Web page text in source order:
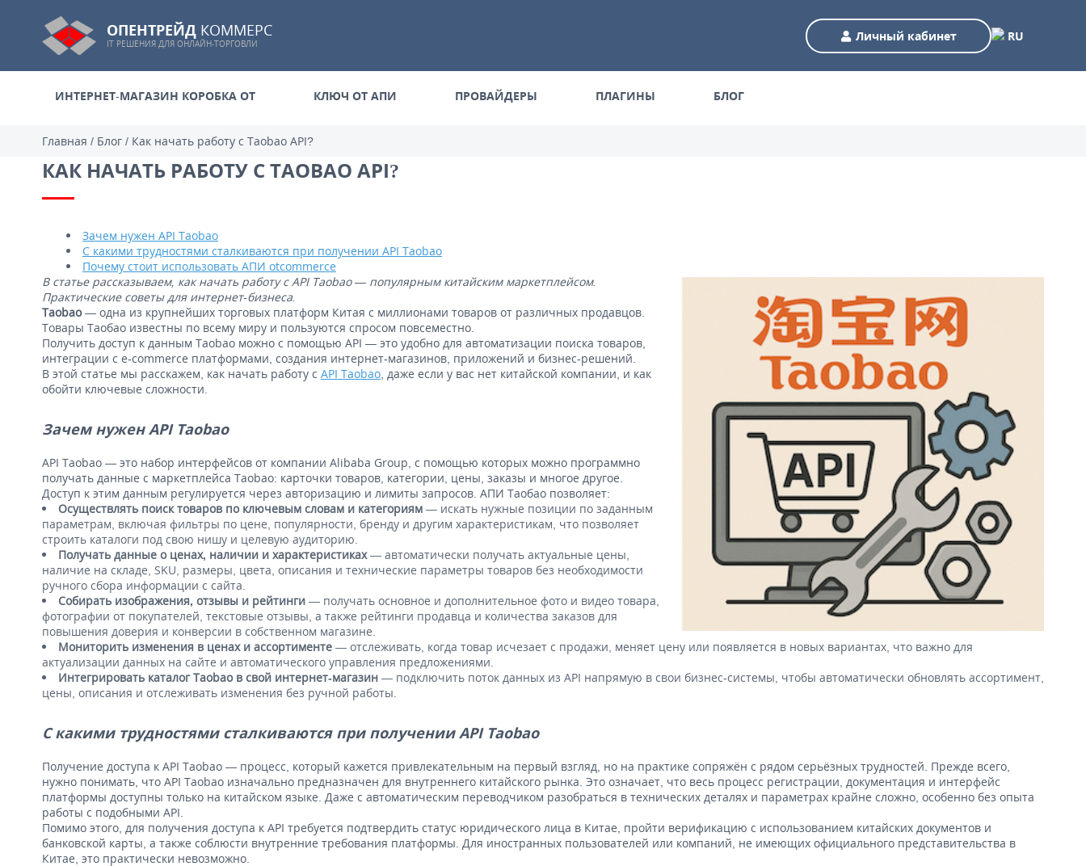
ОПЕНТРЕЙД КОММЕРС
IT РЕШЕНИЯ ДЛЯ ОНЛАЙН-ТОРГОВЛИ
Личный кабинет RU
ИНТЕРНЕТ-МАГАЗИН КОРОБКА ОТ КЛЮЧ ОТ АПИ ПРОВАЙДЕРЫ ПЛАГИНЫ БЛОГ
Главная / Блог / Как начать работу с Taobao API?
КАК НАЧАТЬ РАБОТУ С TAOBAO API?
Зачем нужен API Taobao
С какими трудностями сталкиваются при получении API Taobao
Почему стоит использовать АПИ otcommerce
В статье рассказываем, как начать работу с API Taobao — популярным китайским маркетплейсом.
Практические советы для интернет-бизнеса.
Taobao— одна из крупнейших торговых платформ Китая с миллионами товаров от различных продавцов.
Товары Таобао известны по всему миру и пользуются спросом повсеместно.
Получить доступ к данным Taobao можно с помощью API — это удобно для автоматизации поиска товаров,
интеграции с e-commerce платформами, создания интернет-магазинов, приложений и бизнес-решений.
В этой статье мы расскажем, как начать работу с API Taobao, даже если у вас нет китайской компании, и как
обойти ключевые сложности.
Зачем нужен API Taobao
API Taobao — это набор интерфейсов от компании Alibaba Group, с помощью которых можно программно
получать данные с маркетплейса Taobao: карточки товаров, категории, цены, заказы и многое другое.
Доступ к этим данным регулируется через авторизацию и лимиты запросов. АПИ Таобао позволяет:
Осуществлять поиск товаров по ключевым словам и категориям — искать нужные позиции по заданным
параметрам, включая фильтры по цене, популярности, бренду и другим характеристикам, что позволяет
строить каталоги под свою нишу и целевую аудиторию.
Получать данные о ценах, наличии и характеристиках— автоматически получать актуальные цены,
наличие на складе, SKU, размеры, цвета, описания и технические параметры товаров без необходимости
ручного сбора информации с сайта.
Собирать изображения, отзывы и рейтинги — получать основное и дополнительное фото и видео товара,
фотографии от покупателей, текстовые отзывы, а также рейтинги продавца и количества заказов для
повышения доверия и конверсии в собственном магазине.
Мониторить изменения в ценах и ассортименте — отслеживать, когда товар исчезает с продажи, меняет цену или появляется в новых вариантах, что важно для
актуализации данных на сайте и автоматического управления предложениями.
Интегрировать каталог Taobao в свой интернет-магазин — подключить поток данных из API напрямую в свои бизнес-системы, чтобы автоматически обновлять ассортимент,
цены, описания и отслеживать изменения без ручной работы.
С какими трудностями сталкиваются при получении API Taobao
Получение доступа к API Taobao — процесс, который кажется привлекательным на первый взгляд, но на практике сопряжён с рядом серьёзных трудностей. Прежде всего,
нужно понимать, что API Taobao изначально предназначен для внутреннего китайского рынка. Это означает, что весь процесс регистрации, документация и интерфейс
платформы доступны только на китайском языке. Даже с автоматическим переводчиком разобраться в технических деталях и параметрах крайне сложно, особенно без опыта
работы с подобными API.
Помимо этого, для получения доступа к API требуется подтвердить статус юридического лица в Китае, пройти верификацию с использованием китайских документов и
банковской карты, а также соблюсти внутренние требования платформы. Для иностранных пользователей или компаний, не имеющих официального представительства в
Китае, это практически невозможно.